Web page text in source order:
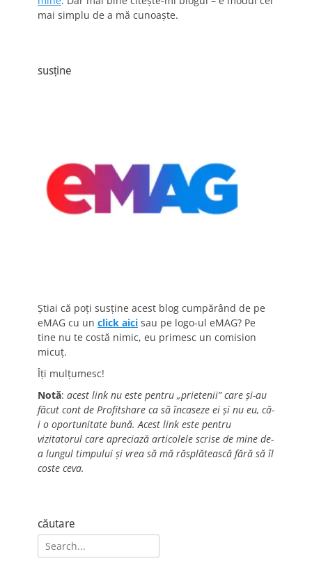
mai simplu de a mă cunoaște.
susține
Știai că poți susține acest blog cumpărând de pe
eMAG cu un click aici sau pe logo-ul eMAG? Pe
tine nu te costă nimic, eu primesc un comision
micuț.
Îți mulțumesc!
Notă: acest link nu este pentru „prietenii” care și-au
făcut cont de Profitshare ca să încaseze ei și nu eu, că-
i o oportunitate bună. Acest link este pentru
vizitatorul care apreciază articolele scrise de mine de-
a lungul timpului și vrea să mă răsplătească fără să îl
coste ceva.
căutare
Search
for: